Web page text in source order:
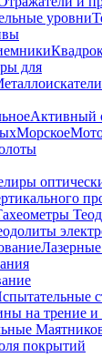
уровни
для
Активный
Морское
на трение и
покрытий